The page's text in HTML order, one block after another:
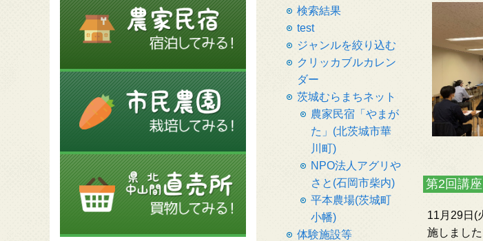
第2回講座
11月29日(
施しました
検索結果
test
ジャンルを絞り込む
クリッカブルカレン
ダー
茨城むらまちネット
農家民宿「やまが
た」(北茨城市華
川町)
NPO法人アグリや
さと(石岡市柴内)
平本農場(茨城町
小幡)
体験施設等